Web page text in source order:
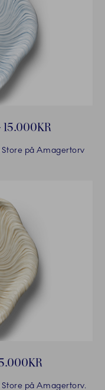
15.000KR
på Amagertorv
på Amagertorv.